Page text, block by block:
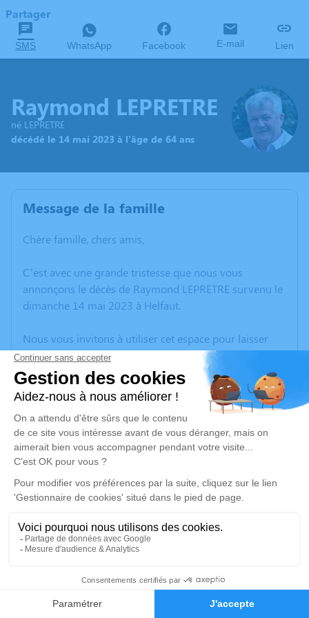
Faire-part Hommages
Partager
SMS WhatsApp Facebook E-mail Lien
Raymond LEPRETRE
né LEPRETRE
décédé le 14 mai 2023 à l'âge de 64 ans
Message de la famille
Chère famille, chers amis,
C’est avec une grande tristesse que nous vous
annonçons le décès de Raymond LEPRETRE survenu le
dimanche 14 mai 2023 à Helfaut.
Nous vous invitons à utiliser cet espace pour laisser
vos condoléances, partager des photos souvenirs, une
anecdote ou exprimer vos pensées à travers des
poèmes ou des textes. Cet endroit est un lieu
d'expression dédié à honorer la mémoire de Raymond
LEPRETRE.
Un service de plantation d’arbre hommage est
disponible ici.
Je rends hommage
Cérémonie civile
Crématorium du Gra de Calais
590 Rue François Jacob